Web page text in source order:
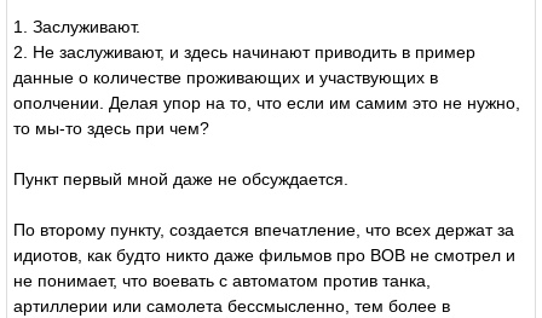
1. Заслуживают.
2. Не заслуживают, и здесь начинают приводить в пример
данные о количестве проживающих и участвующих в
ополчении. Делая упор на то, что если им самим это не нужно,
то мы-то здесь при чем?
Пункт первый мной даже не обсуждается.
По второму пункту, создается впечатление, что всех держат за
идиотов, как будто никто даже фильмов про ВОВ не смотрел и
не понимает, что воевать с автоматом против танка,
артиллерии или самолета бессмысленно, тем более в